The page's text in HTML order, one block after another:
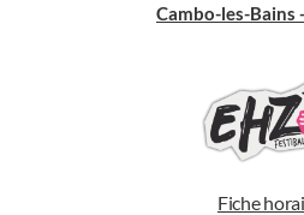
Cambo-les-Bains
Fiche